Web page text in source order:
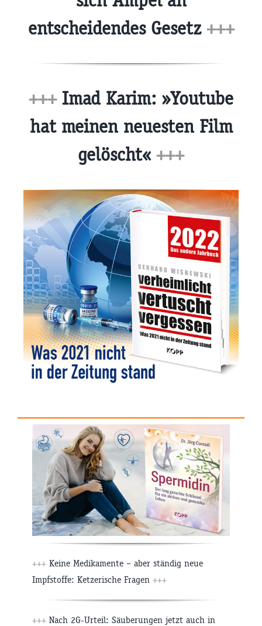
entscheidendes Gesetz +++
+++Imad Karim: »Youtube
hat meinen neuesten Film
gelöscht« +++
+++ Keine Medikamente – aber ständig neue
Impfstoffe: Ketzerische Fragen +++
+++ Nach 2G-Urteil: Säuberungen jetzt auch in